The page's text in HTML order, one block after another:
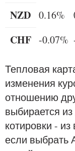
NZD 0.16%
CHF -0.07%
Тепловая
изменения
отношению
выбирается
котировки -
если выбрать